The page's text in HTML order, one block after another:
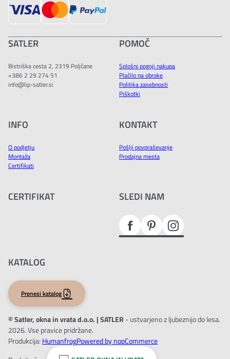
SATLER
Bistriška cesta 2, 2319 Poljčane
+386 2 29 274 51
info@lip-satler.si
POMOČ
Splošni pogoji nakupa
Plačilo na obroke
Politika zasebnosti
Piškotki
INFO
O podjetju
Montaža
Certifikati
KONTAKT
Pošlji povpraševanje
Prodajna mesta
CERTIFIKAT SLEDI NAM
KATALOG
Prenesi katalog
© Satler, okna in vrata d.o.o. | SATLER - ustvarjeno z ljubeznijo do lesa.
2026. Vse pravice pridržane.
Produkcija: HumanfrogPowered by nopCommerce